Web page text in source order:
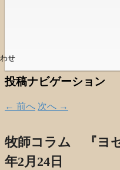
せ
投稿ナビゲーション
← 前へ 次へ →
牧師コラム 『ヨ
年2月24日